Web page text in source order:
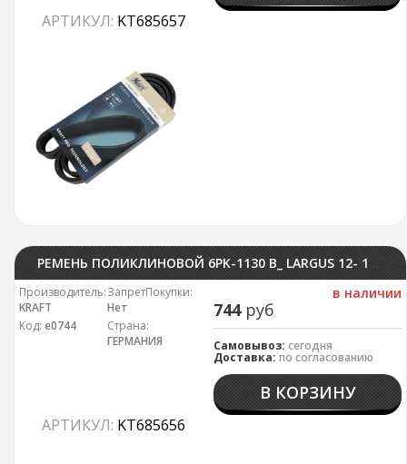
АРТИКУЛ: KT685657
в наличии
744 руб
Самовывоз: сегодня
Доставка: по согласованию
В КОРЗИНУ
АРТИКУЛ: KT685656
Производитель:
KRAFT
Код: е0744
ЗапретПокупки:
Нет
Страна:
ГЕРМАНИЯ